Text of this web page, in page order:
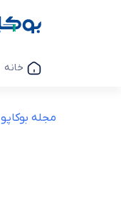
خانه
مجله بوکاپو